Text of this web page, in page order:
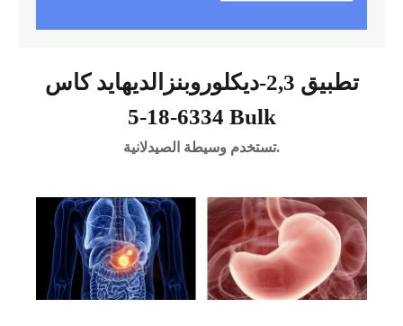
تطبيق 2,3-ديكلوروبنزالديهايد كاس
6334-18-5 Bulk
تستخدم وسيطة الصيدلانية.